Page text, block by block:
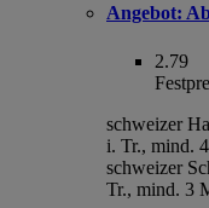
Angebot:
2.79
schweizer
i. Tr., mind.
schweizer
Tr., mind. 3